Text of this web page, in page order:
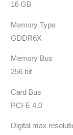
16 GB
Memory Type
GDDR6X
Memory Bus
256 bit
Card Bus
PCI-E 4.0
Digital max